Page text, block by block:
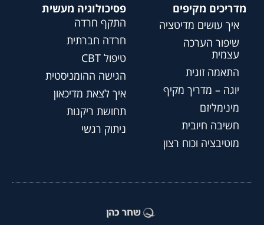
מדריכים מקיפים
איך עושים מדיטציה
שיפור הערכה
עצמית
התאמה זוגית
יוגה – מדריך מקיף
מינימליזם
חשיבה חיובית
מוטיבציה וכוח רצון
פסיכולוגיה מעשית
התקף חרדה
חרדה חברתית
טיפול CBT
הגישה ההומניסטית
איך לצאת מדיכאון
תחושת ריקנות
ניתוק רגשי